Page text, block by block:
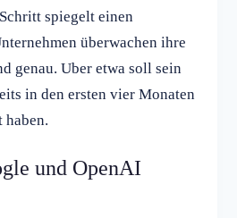
spiegelt einen
überwachen ihre
genau. Uber etwa soll sein
in den ersten vier Monaten
haben.
und OpenAI